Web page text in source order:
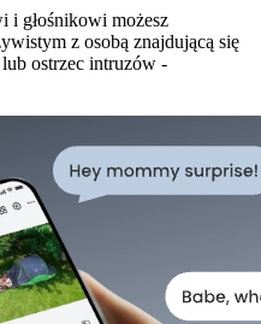
głośnikowi możesz
z osobą znajdującą się
ostrzec intruzów -